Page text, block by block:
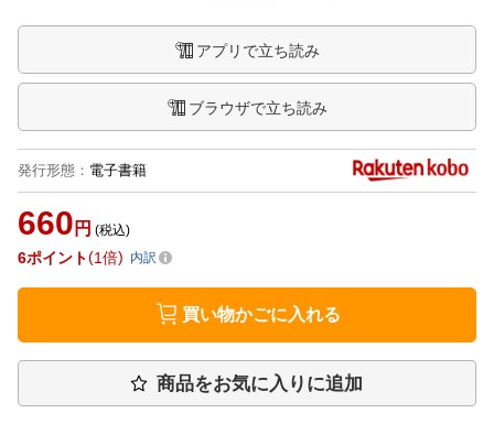
アプリで立ち読み
ブラウザで立ち読み
発行形態 ： 電子書籍
660 円 (税込)
6ポイント 1倍 内訳
買い物かごに入れる
商品をお気に入りに追加